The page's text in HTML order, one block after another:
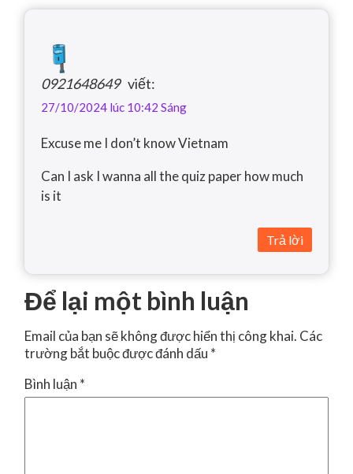
0921648649 viết:
27/10/2024 lúc 10:42 Sáng
Excuse me I don’t know Vietnam
Can I ask I wanna all the quiz paper how much
is it
Trả lời
Để lại một bình luận
Email của bạn sẽ không được hiển thị công khai. Các
trường bắt buộc được đánh dấu *
Bình luận *